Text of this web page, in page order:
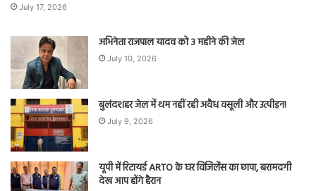
July 17, 2026
अभिनेता राजपाल यादव को 3 महीने की जेल
July 10, 2026
बुलंदशहर जेल में थम नहीं रही अवैध वसूली और उत्पीड़न!
July 9, 2026
यूपी में रिटायर्ड ARTO के घर विजिलेंस का छापा, बरामदगी
देख आप होंगे हैरान